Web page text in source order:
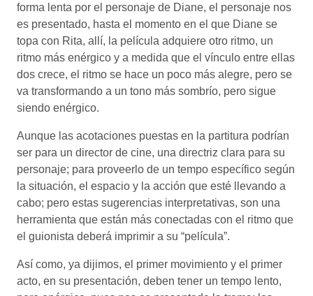
forma lenta por el personaje de Diane, el personaje nos
es presentado, hasta el momento en el que Diane se
topa con Rita, allí, la película adquiere otro ritmo, un
ritmo más enérgico y a medida que el vínculo entre ellas
dos crece, el ritmo se hace un poco más alegre, pero se
va transformando a un tono más sombrío, pero sigue
siendo enérgico.
Aunque las acotaciones puestas en la partitura podrían
ser para un director de cine, una directriz clara para su
personaje; para proveerlo de un tempo específico según
la situación, el espacio y la acción que esté llevando a
cabo; pero estas sugerencias interpretativas, son una
herramienta que están más conectadas con el ritmo que
el guionista deberá imprimir a su “película”.
Así como, ya dijimos, el primer movimiento y el primer
acto, en su presentación, deben tener un tempo lento,